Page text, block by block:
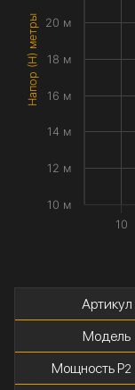
Напор (H) метры
10
10 м
12 м
14 м
16 м
18 м
20 м
Артикул
Модель
Мощность P2